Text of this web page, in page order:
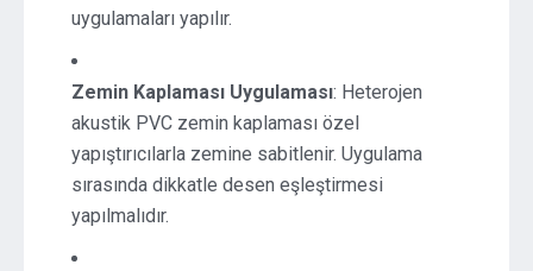
uygulamaları yapılır.
Zemin Kaplaması Uygulaması: Heterojen
akustik PVC zemin kaplaması özel
yapıştırıcılarla zemine sabitlenir. Uygulama
sırasında dikkatle desen eşleştirmesi
yapılmalıdır.